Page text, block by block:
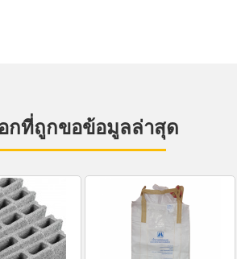
กที่ถูกขอข้อมูลล่าสุด